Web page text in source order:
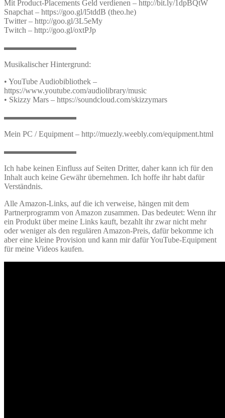
Mit Product-Placements Geld verdienen – http://bit.ly/1dpBQtW
Snapchat – https://goo.gl/l5tddB (theo.he)
Twitter – http://goo.gl/3L5eMy
Twitch – http://goo.gl/oxtPJp
▬▬▬▬▬▬▬▬▬
Musikalischer Hintergrund:
• YouTube Audiobibliothek –
https://www.youtube.com/audiolibrary/music
• Skizzy Mars – https://soundcloud.com/skizzymars
▬▬▬▬▬▬▬▬▬
Mein PC / Equipment – http://muezly.weebly.com/equipment.html
▬▬▬▬▬▬▬▬▬
Ich habe keinen Einfluss auf Seiten Dritter, daher kann ich für den
Inhalt auch keine Gewähr übernehmen. Ich hoffe ihr habt dafür
Verständnis.
Alle Amazon-Links, auf die ich verweise, hängen mit dem
Partnerprogramm von Amazon zusammen. Das bedeutet: Wenn ihr
ein Produkt über meine Links kauft, bezahlt ihr zwar nicht mehr
oder weniger als den regulären Amazon-Preis, dafür bekomme ich
aber eine kleine Provision und kann mir dafür YouTube-Equipment
für meine Videos kaufen.